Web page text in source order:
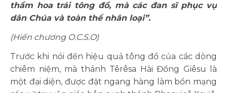
thầm hoa trái tông đồ, mà các đan sĩ phục vụ
dân Chúa và toàn thể nhân loại”.
(Hiến chương O.C.S.O)
Trước khi nói đến hiệu quả tông đồ của các dòng
chiêm niệm, mà thánh Têrêsa Hài Đồng Giêsu là
một đại diện, được đặt ngang hàng làm bổn mạng